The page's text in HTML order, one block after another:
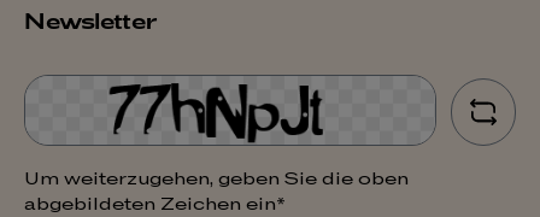
Newsletter
Um weiterzugehen, geben Sie die oben
abgebildeten Zeichen ein*